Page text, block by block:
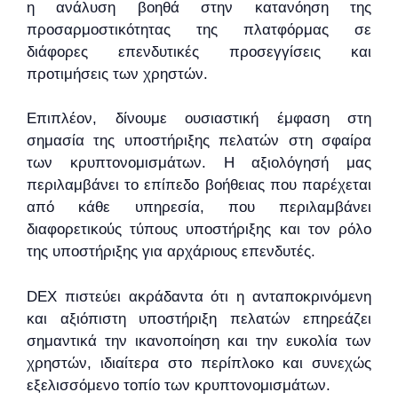
η ανάλυση βοηθά στην κατανόηση της
προσαρμοστικότητας της πλατφόρμας σε
διάφορες επενδυτικές προσεγγίσεις και
προτιμήσεις των χρηστών.
Επιπλέον, δίνουμε ουσιαστική έμφαση στη
σημασία της υποστήριξης πελατών στη σφαίρα
των κρυπτονομισμάτων. Η αξιολόγησή μας
περιλαμβάνει το επίπεδο βοήθειας που παρέχεται
από κάθε υπηρεσία, που περιλαμβάνει
διαφορετικούς τύπους υποστήριξης και τον ρόλο
της υποστήριξης για αρχάριους επενδυτές.
DEX πιστεύει ακράδαντα ότι η ανταποκρινόμενη
και αξιόπιστη υποστήριξη πελατών επηρεάζει
σημαντικά την ικανοποίηση και την ευκολία των
χρηστών, ιδιαίτερα στο περίπλοκο και συνεχώς
εξελισσόμενο τοπίο των κρυπτονομισμάτων.